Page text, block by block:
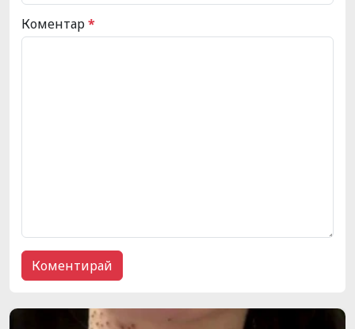
Коментар*